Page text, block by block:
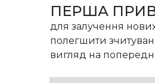
ПЕРША
для залучення
полегшити
вигляд на